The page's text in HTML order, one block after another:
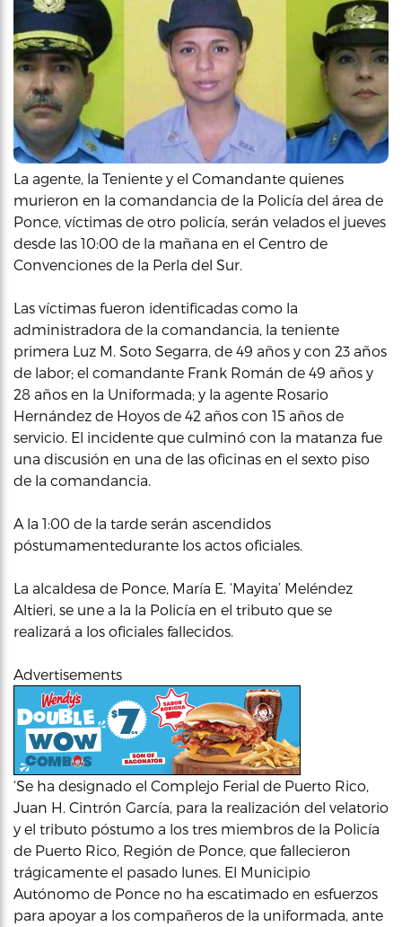
La agente, la Teniente y el Comandante quienes
murieron en la comandancia de la Policía del área de
Ponce, víctimas de otro policía, serán velados el jueves
desde las 10:00 de la mañana en el Centro de
Convenciones de la Perla del Sur.
Las víctimas fueron identificadas como la
administradora de la comandancia, la teniente
primera Luz M. Soto Segarra, de 49 años y con 23 años
de labor; el comandante Frank Román de 49 años y
28 años en la Uniformada; y la agente Rosario
Hernández de Hoyos de 42 años con 15 años de
servicio. El incidente que culminó con la matanza fue
una discusión en una de las oficinas en el sexto piso
de la comandancia.
A la 1:00 de la tarde serán ascendidos
póstumamentedurante los actos oficiales.
La alcaldesa de Ponce, María E. ‘Mayita’ Meléndez
Altieri, se une a la la Policía en el tributo que se
realizará a los oficiales fallecidos.
Advertisements
‘Se ha designado el Complejo Ferial de Puerto Rico,
Juan H. Cintrón García, para la realización del velatorio
y el tributo póstumo a los tres miembros de la Policía
de Puerto Rico, Región de Ponce, que fallecieron
trágicamente el pasado lunes. El Municipio
Autónomo de Ponce no ha escatimado en esfuerzos
para apoyar a los compañeros de la uniformada, ante